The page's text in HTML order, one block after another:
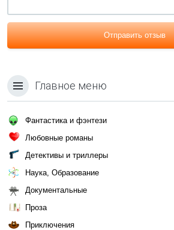
Отправить отзыв
Главное меню
Фантастика и фэнтези
Любовные романы
Детективы и триллеры
Наука, Образование
Документальные
Проза
Приключения